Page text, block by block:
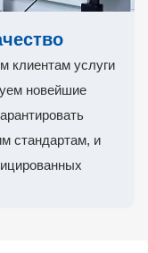
клиентам услуги
новейшие
стандартам, и